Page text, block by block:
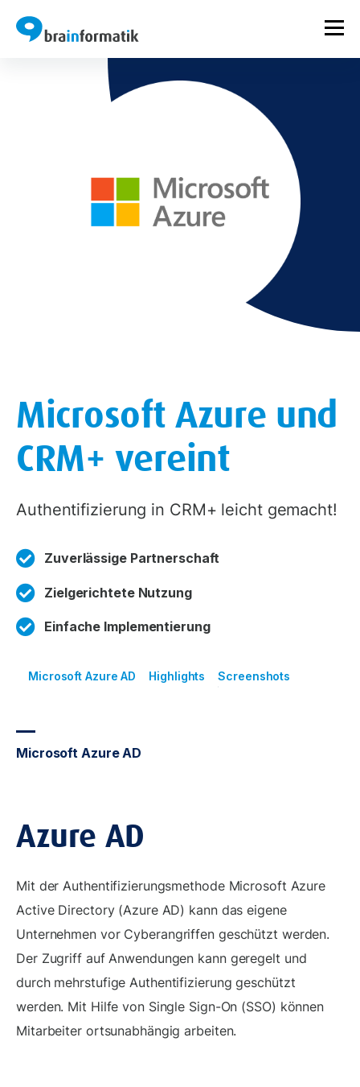
Microsoft Azure und
CRM+ vereint
Authentifizierung in CRM+ leicht gemacht!
Zuverlässige Partnerschaft
Zielgerichtete Nutzung
Einfache Implementierung
Microsoft Azure AD Highlights Screenshots
Microsoft Azure AD
Azure AD
Mit der Authentifizierungsmethode Microsoft Azure
Active Directory (Azure AD) kann das eigene
Unternehmen vor Cyberangriffen geschützt werden.
Der Zugriff auf Anwendungen kann geregelt und
durch mehrstufige Authentifizierung geschützt
werden. Mit Hilfe von Single Sign-On (SSO) können
Mitarbeiter ortsunabhängig arbeiten.